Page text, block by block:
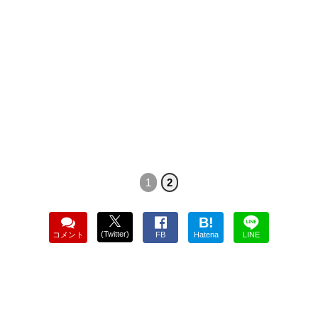
1 2
コメント (Twitter) FB
B!
Hatena LINE